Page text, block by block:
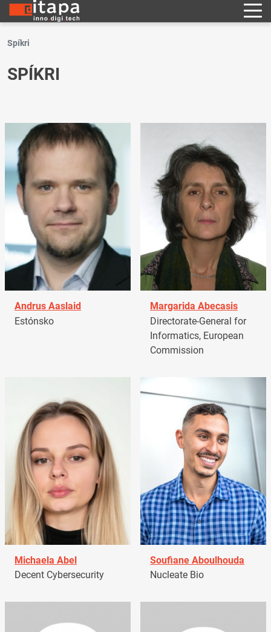
Spíkri
SPÍKRI
Andrus Aaslaid
Estónsko
Margarida Abecasis
Directorate-General for
Informatics, European
Commission
Michaela Abel
Decent Cybersecurity
Soufiane Aboulhouda
Nucleate Bio